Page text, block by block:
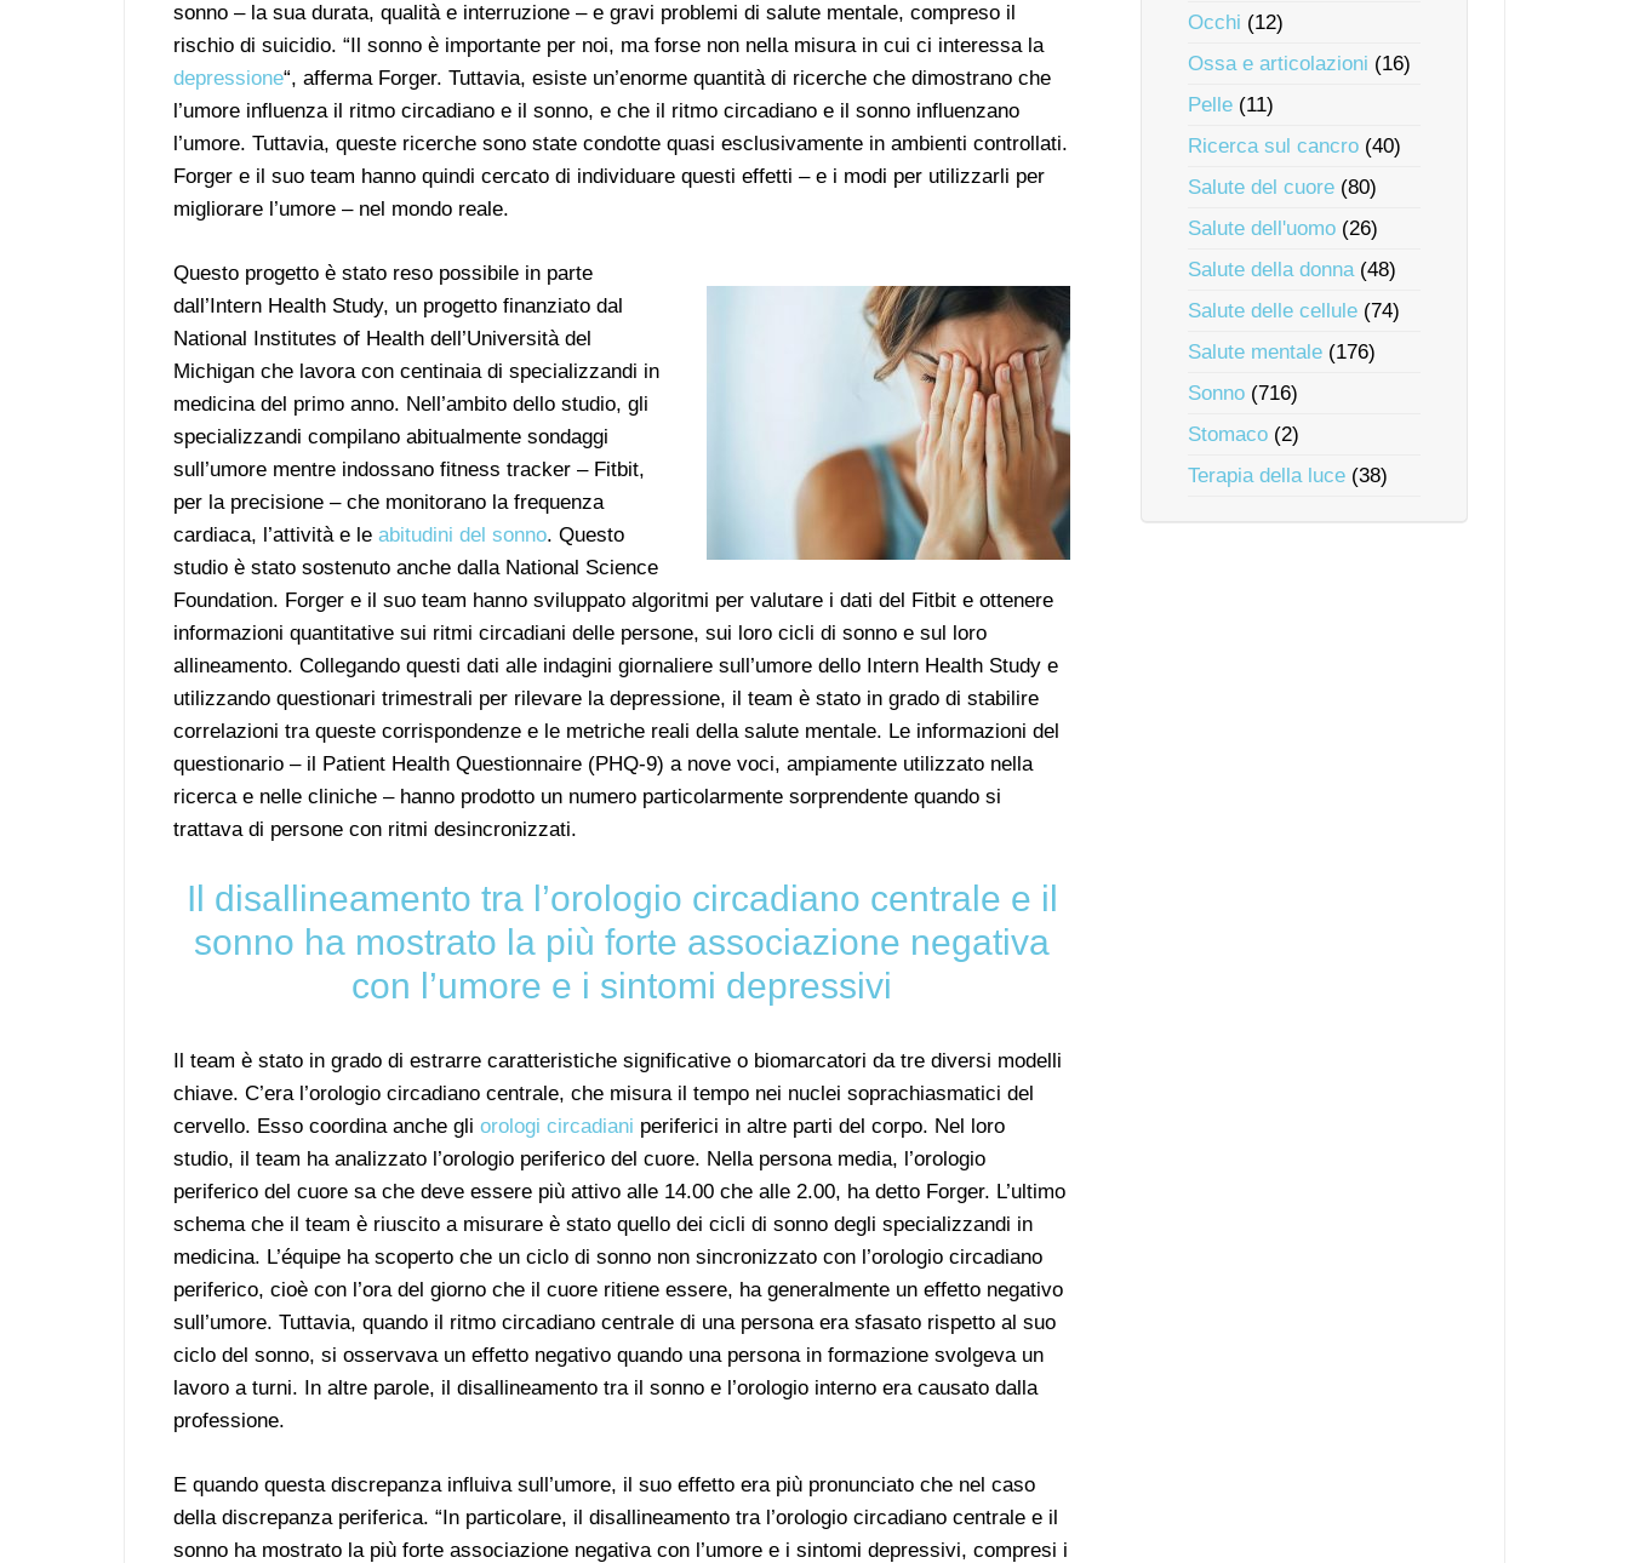
sonno – la sua durata, qualità e interruzione – e gravi problemi di salute mentale, compreso il
rischio di suicidio. “Il sonno è importante per noi, ma forse non nella misura in cui ci interessa la
depressione“, afferma Forger. Tuttavia, esiste un’enorme quantità di ricerche che dimostrano che
l’umore influenza il ritmo circadiano e il sonno, e che il ritmo circadiano e il sonno influenzano
l’umore. Tuttavia, queste ricerche sono state condotte quasi esclusivamente in ambienti controllati.
Forger e il suo team hanno quindi cercato di individuare questi effetti – e i modi per utilizzarli per
migliorare l’umore – nel mondo reale.
Questo progetto è stato reso possibile in parte
dall’Intern Health Study, un progetto finanziato dal
National Institutes of Health dell’Università del
Michigan che lavora con centinaia di specializzandi in
medicina del primo anno. Nell’ambito dello studio, gli
specializzandi compilano abitualmente sondaggi
sull’umore mentre indossano fitness tracker – Fitbit,
per la precisione – che monitorano la frequenza
cardiaca, l’attività e le abitudini del sonno. Questo
studio è stato sostenuto anche dalla National Science
Foundation. Forger e il suo team hanno sviluppato algoritmi per valutare i dati del Fitbit e ottenere
informazioni quantitative sui ritmi circadiani delle persone, sui loro cicli di sonno e sul loro
allineamento. Collegando questi dati alle indagini giornaliere sull’umore dello Intern Health Study e
utilizzando questionari trimestrali per rilevare la depressione, il team è stato in grado di stabilire
correlazioni tra queste corrispondenze e le metriche reali della salute mentale. Le informazioni del
questionario – il Patient Health Questionnaire (PHQ-9) a nove voci, ampiamente utilizzato nella
ricerca e nelle cliniche – hanno prodotto un numero particolarmente sorprendente quando si
trattava di persone con ritmi desincronizzati.
Il disallineamento tra l’orologio circadiano centrale e il
sonno ha mostrato la più forte associazione negativa
con l’umore e i sintomi depressivi
Il team è stato in grado di estrarre caratteristiche significative o biomarcatori da tre diversi modelli
chiave. C’era l’orologio circadiano centrale, che misura il tempo nei nuclei soprachiasmatici del
cervello. Esso coordina anche gli orologi circadiani periferici in altre parti del corpo. Nel loro
studio, il team ha analizzato l’orologio periferico del cuore. Nella persona media, l’orologio
periferico del cuore sa che deve essere più attivo alle 14.00 che alle 2.00, ha detto Forger. L’ultimo
schema che il team è riuscito a misurare è stato quello dei cicli di sonno degli specializzandi in
medicina. L’équipe ha scoperto che un ciclo di sonno non sincronizzato con l’orologio circadiano
periferico, cioè con l’ora del giorno che il cuore ritiene essere, ha generalmente un effetto negativo
sull’umore. Tuttavia, quando il ritmo circadiano centrale di una persona era sfasato rispetto al suo
ciclo del sonno, si osservava un effetto negativo quando una persona in formazione svolgeva un
lavoro a turni. In altre parole, il disallineamento tra il sonno e l’orologio interno era causato dalla
professione.
E quando questa discrepanza influiva sull’umore, il suo effetto era più pronunciato che nel caso
della discrepanza periferica. “In particolare, il disallineamento tra l’orologio circadiano centrale e il
sonno ha mostrato la più forte associazione negativa con l’umore e i sintomi depressivi, compresi i
Occhi (12)
Ossa e articolazioni (16)
Pelle (11)
Ricerca sul cancro (40)
Salute del cuore (80)
Salute dell'uomo (26)
Salute della donna(48)
Salute delle cellule (74)
Salute mentale (176)
Sonno (716)
Stomaco (2)
Terapia della luce (38)